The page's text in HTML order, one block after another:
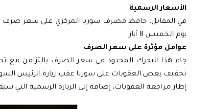
الأسعار الرسمية
يوم الخميس 8 أيار.
عوامل مؤثرة على سعر الصرف
جاء هذا التحرك المحدود في سعر الصرف بالتزامن مع
تخفيف بعض العقوبات على سوريا عقب زيارة الرئيس
إطار مراجعة العقوبات، إضافة إلى الزيارة الرسمية التي